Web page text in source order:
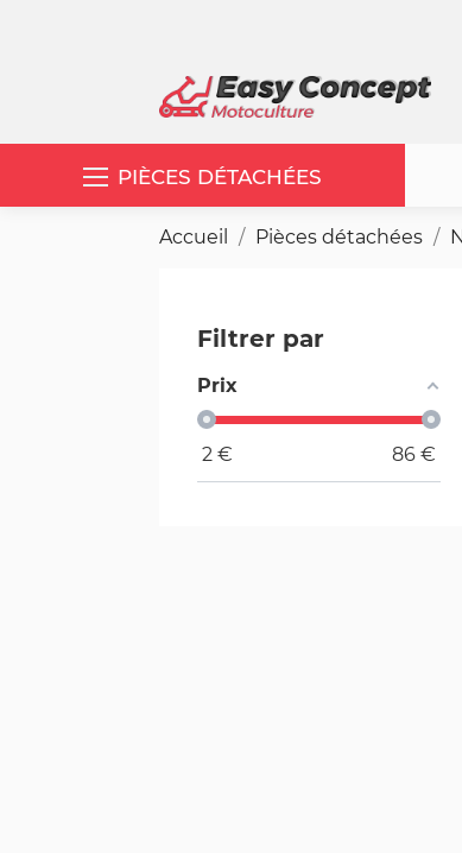
PIÈCES DÉTACHÉES
Accueil Pièces détachées
Filtrer par
Prix
2 € 86 €